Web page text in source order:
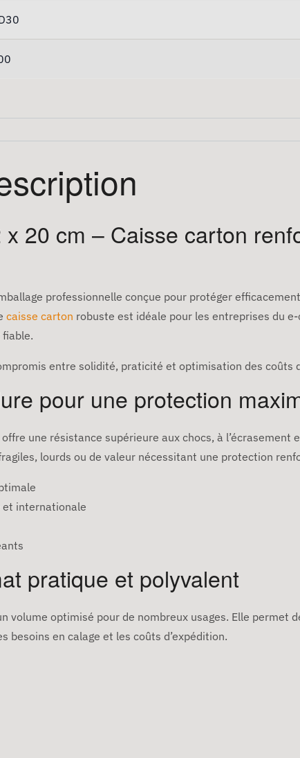
20 cm – Caisse carton
professionnelle conçue pour protéger
caisse carton robuste est idéale pour les entreprises du
entre solidité, praticité et optimisation des coûts
pour une protection
offre une résistance supérieure aux chocs, à l’écrasement
lourds ou de valeur nécessitant une protection
et internationale
pratique et polyvalent
optimisé pour de nombreux usages. Elle permet
en calage et les coûts d’expédition.